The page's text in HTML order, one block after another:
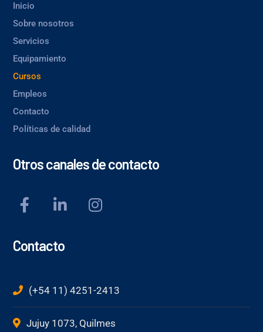
Inicio
Sobre nosotros
Servicios
Equipamiento
Cursos
Empleos
Contacto
Políticas de calidad
Otros canales de contacto
Contacto
(+54 11) 4251-2413
Jujuy 1073, Quilmes